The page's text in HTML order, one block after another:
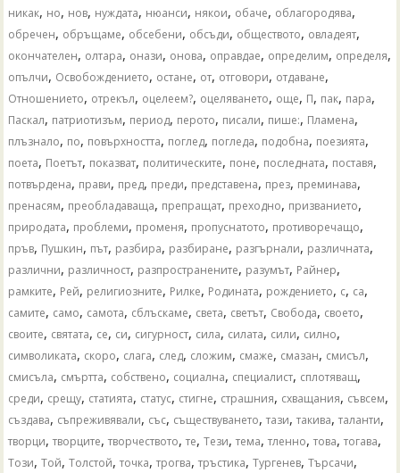
никак, но, нов, нуждата, нюанси, някои, обаче, облагородява,
обречен, обръщаме, обсебени, обсъди, обществото, овладеят,
окончателен, олтара, онази, онова, оправдае, определим, определя,
опълчи, Освобождението, остане, от, отговори, отдаване,
Отношението, отрекъл, оцелеем?, оцеляването, още, П, пак, пара,
Паскал, патриотизъм, период, перото, писали, пише:, Пламена,
плъзнало, по, повърхността, поглед, погледа, подобна, поезията,
поета, Поетът, показват, политическите, поне, последната, поставя,
потвърдена, прави, пред, преди, представена, през, преминава,
пренасям, преобладаваща, препращат, преходно, призванието,
природата, проблеми, променя, пропуснатото, противоречащо,
пръв, Пушкин, път, разбира, разбиране, разгърнали, различната,
различни, различност, разпространените, разумът, Райнер,
рамките, Рей, религиозните, Рилке, Родината, рождението, с, са,
самите, само, самота, сблъскаме, света, светът, Свобода, своето,
своите, святата, се, си, сигурност, сила, силата, сили, силно,
символиката, скоро, слага, след, сложим, смаже, смазан, смисъл,
смисъла, смъртта, собствено, социална, специалист, сплотяващ,
среди, срещу, статията, статус, стигне, страшния, схващания, съвсем,
създава, съпреживявали, със, съществуването,тази,такива,таланти,
творци,творците,творчеството,те,Тези,тема,тленно,това,тогава,
Този,Той,Толстой,точка,трогва,тръстика,Тургенев,Търсачи,